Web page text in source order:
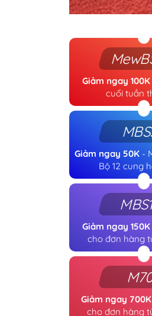
Giảm ngay 100K-
cuối tuần
Giảm ngay 50K - Mã áp dụng cho
Bộ 12 cung
Giảm ngay 150K
cho đơn hàng
Giảm ngay 700K
cho đơn hàng